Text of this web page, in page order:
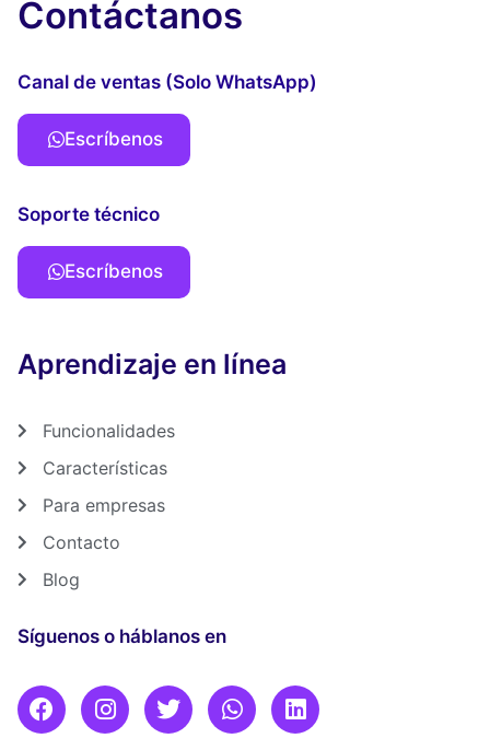
Contáctanos
Canal de ventas (Solo WhatsApp)
Escríbenos
Soporte técnico
Escríbenos
Aprendizaje en línea
Funcionalidades
Características
Para empresas
Contacto
Blog
Síguenos o háblanos en